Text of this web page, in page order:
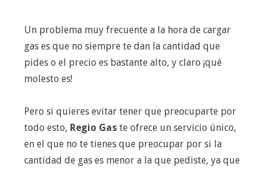
Un problema muy frecuente a la hora de cargar
gas es que no siempre te dan la cantidad que
pides o el precio es bastante alto, y claro ¡qué
molesto es!
Pero si quieres evitar tener que preocuparte por
todo esto, Regio Gas te ofrece un servicio único,
en el que no te tienes que preocupar por si la
cantidad de gas es menor a la que pediste, ya que